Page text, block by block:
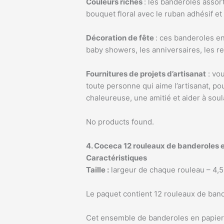
Couleurs riches : les banderoles
bouquet floral avec le ruban adhésif
Décoration de fête : ces banderoles
baby showers, les anniversaires, les
Fournitures de projets d’artisanat :
toute personne qui aime l’artisanat,
chaleureuse, une amitié et aider à
No products found.
4. Coceca 12 rouleaux de banderoles
Caractéristiques
Taille : largeur de chaque rouleau –
Le paquet contient 12 rouleaux de
Cet ensemble de banderoles en